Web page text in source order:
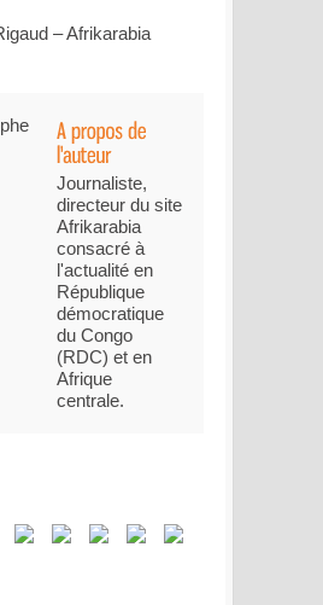
– Afrikarabia
Journaliste,
directeur du site
Afrikarabia
consacré à
l'actualité en
République
démocratique
du Congo
(RDC) et en
Afrique
centrale.